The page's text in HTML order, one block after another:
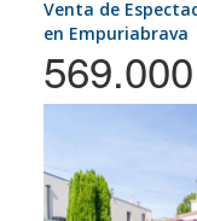
Venta de Espectacular casa reformada con piscina
en Empuriabrava